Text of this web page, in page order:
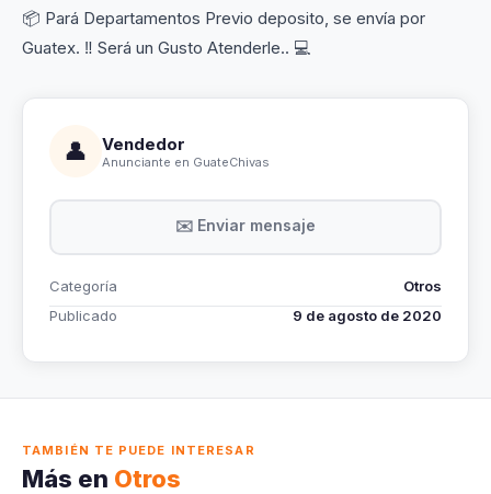
📦 Pará Departamentos Previo deposito, se envía por
Guatex. ‼️ Será un Gusto Atenderle.. 💻
👤 Vendedor
Anunciante en GuateChivas
✉️ Enviar mensaje
Categoría
Otros
Publicado
9 de agosto de 2020
TAMBIÉN TE PUEDE INTERESAR
Más en Otros